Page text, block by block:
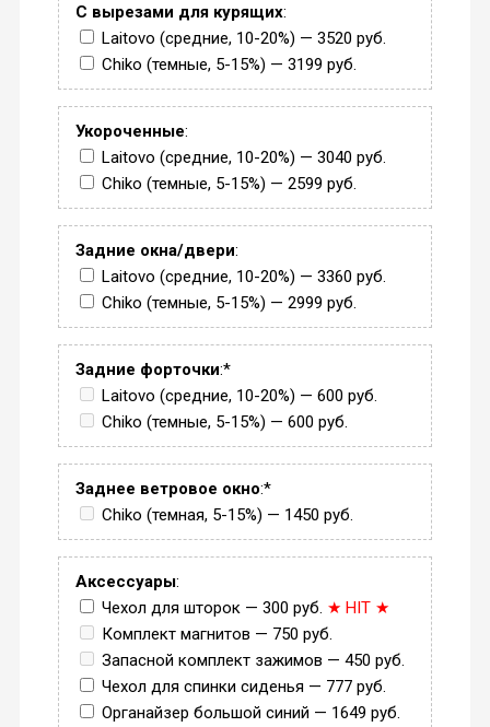
С вырезами для курящих:
Laitovo (средние, 10-20%) — 3520 руб.
Chiko (темные, 5-15%) — 3199 руб.
Укороченные:
Laitovo (средние, 10-20%) — 3040 руб.
Chiko (темные, 5-15%) — 2599 руб.
Задние окна/двери:
Laitovo (средние, 10-20%) — 3360 руб.
Chiko (темные, 5-15%) — 2999 руб.
Задние форточки:*
Laitovo (средние, 10-20%) — 600 руб.
Chiko (темные, 5-15%) — 600 руб.
Заднее ветровое окно:*
Chiko (темная, 5-15%) — 1450 руб.
Аксессуары:
Чехол для шторок — 300 руб. ★ HIT ★
Комплект магнитов — 750 руб.
Запасной комплект зажимов — 450 руб.
Чехол для спинки сиденья — 777 руб.
Органайзер большой синий — 1649 руб.